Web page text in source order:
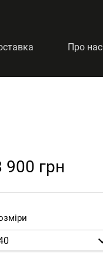
Про нас
900 грн